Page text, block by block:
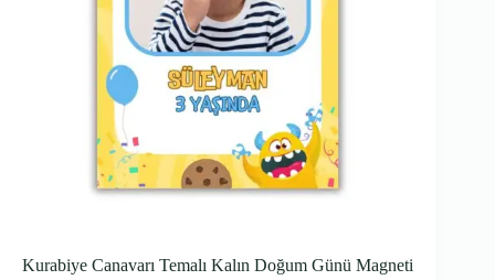
Kurabiye Canavarı Temalı Kalın Doğum Günü Magneti